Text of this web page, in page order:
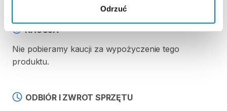
Odrzuć
KAUCJA
Nie pobieramy kaucji za wypożyczenie tego
produktu.
ODBIÓR I ZWROT SPRZĘTU